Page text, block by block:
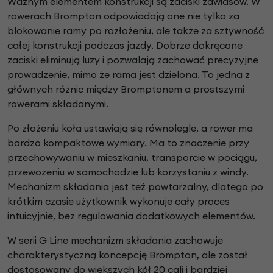
rowerach Brompton odpowiadają one nie tylko za
blokowanie ramy po rozłożeniu, ale także za sztywność
całej konstrukcji podczas jazdy. Dobrze dokręcone
zaciski eliminują luzy i pozwalają zachować precyzyjne
prowadzenie, mimo że rama jest dzielona. To jedna z
głównych różnic między Bromptonem a prostszymi
rowerami składanymi.
Po złożeniu koła ustawiają się równolegle, a rower ma
bardzo kompaktowe wymiary. Ma to znaczenie przy
przechowywaniu w mieszkaniu, transporcie w pociągu,
przewożeniu w samochodzie lub korzystaniu z windy.
Mechanizm składania jest też powtarzalny, dlatego po
krótkim czasie użytkownik wykonuje cały proces
intuicyjnie, bez regulowania dodatkowych elementów.
W serii G Line mechanizm składania zachowuje
charakterystyczną koncepcję Brompton, ale został
dostosowany do większych kół 20 cali i bardziej